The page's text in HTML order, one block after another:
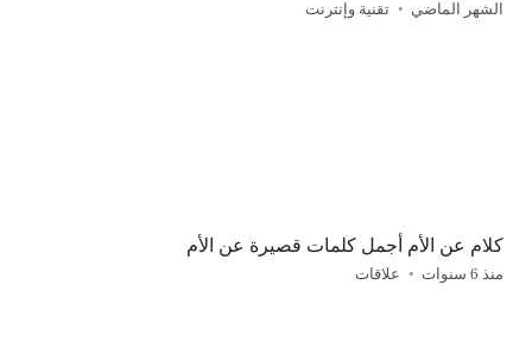
الشهر الماضي تقنية وإنترنت
كلام عن الأم أجمل كلمات قصيرة عن الأم
منذ 6 سنوات علاقات